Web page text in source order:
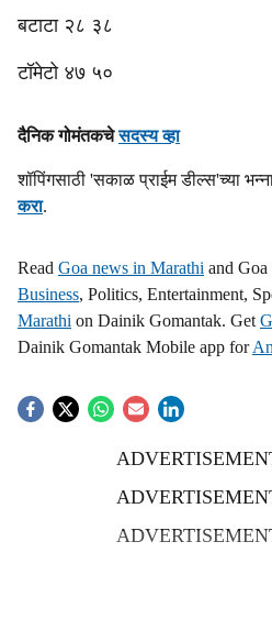
बटाटा २८ ३८
टॉमेटो ४७ ५०
दैनिक गोमंतकचेसदस्य व्हा
शॉपिंगसाठी 'सकाळ प्राईम डील्स'च्या
करा.
Read Goa news in Marathi and
Business, Politics, Entertainment,
Marathi on Dainik Gomantak. Get
Dainik Gomantak Mobile app for